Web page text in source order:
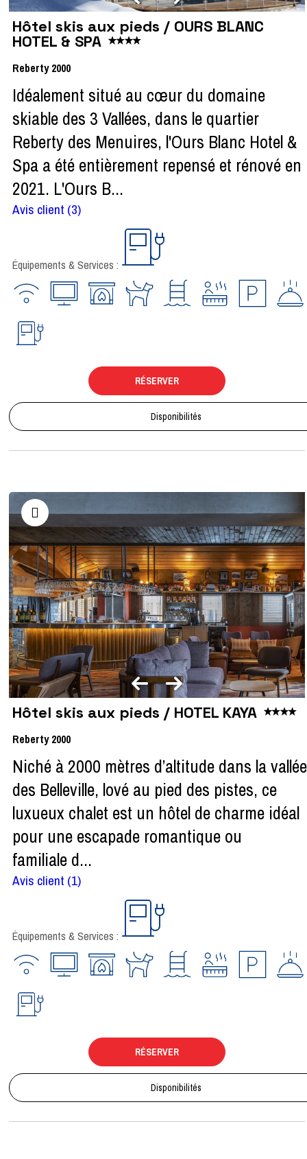
Hôtel skis aux pieds / OURS BLANC
HOTEL & SPA
Reberty 2000
Idéalement situé au cœur du domaine
skiable des 3 Vallées, dans le quartier
Reberty des Menuires, l'Ours Blanc Hotel &
Spa a été entièrement repensé et rénové en
2021. L'Ours B...
Avis client (3)
Équipements & Services :
RÉSERVER
Disponibilités
Hôtel skis aux pieds / HOTEL KAYA
Reberty 2000
Niché à 2000 mètres d’altitude dans la vallée
des Belleville, lové au pied des pistes, ce
luxueux chalet est un hôtel de charme idéal
pour une escapade romantique ou
familiale d...
Avis client (1)
Équipements & Services :
RÉSERVER
Disponibilités